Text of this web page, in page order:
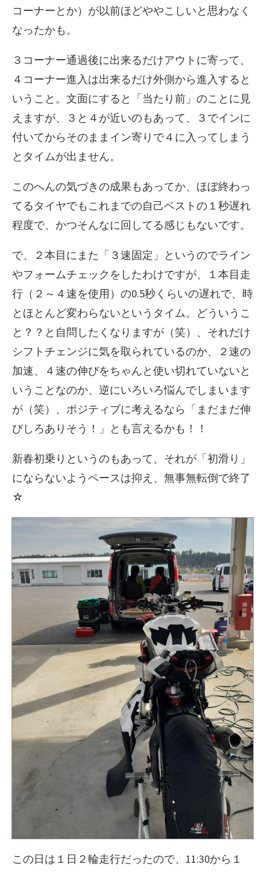
コーナーとか）が以前ほどややこしいと思わなく
なったかも。
３コーナー通過後に出来るだけアウトに寄って、
４コーナー進入は出来るだけ外側から進入すると
いうこと。文面にすると「当たり前」のことに見
えますが、３と４が近いのもあって、３でインに
付いてからそのままイン寄りで４に入ってしまう
とタイムが出ません。
このへんの気づきの成果もあってか、ほぼ終わっ
てるタイヤでもこれまでの自己ベストの１秒遅れ
程度で、かつそんなに回してる感じもないです。
で、２本目にまた「３速固定」というのでライン
やフォームチェックをしたわけですが、１本目走
行（２～４速を使用）の0.5秒くらいの遅れで、時
とほとんど変わらないというタイム。どういうこ
と？？と自問したくなりますが（笑）、それだけ
シフトチェンジに気を取られているのか、２速の
加速、４速の伸びをちゃんと使い切れていないと
いうことなのか、逆にいろいろ悩んでしまいます
が（笑）、ポジティブに考えるなら「まだまだ伸
びしろありそう！」とも言えるかも！！
新春初乗りというのもあって、それが「初滑り」
にならないようペースは抑え、無事無転倒で終了
☆
この日は１日２輪走行だったので、11:30から１